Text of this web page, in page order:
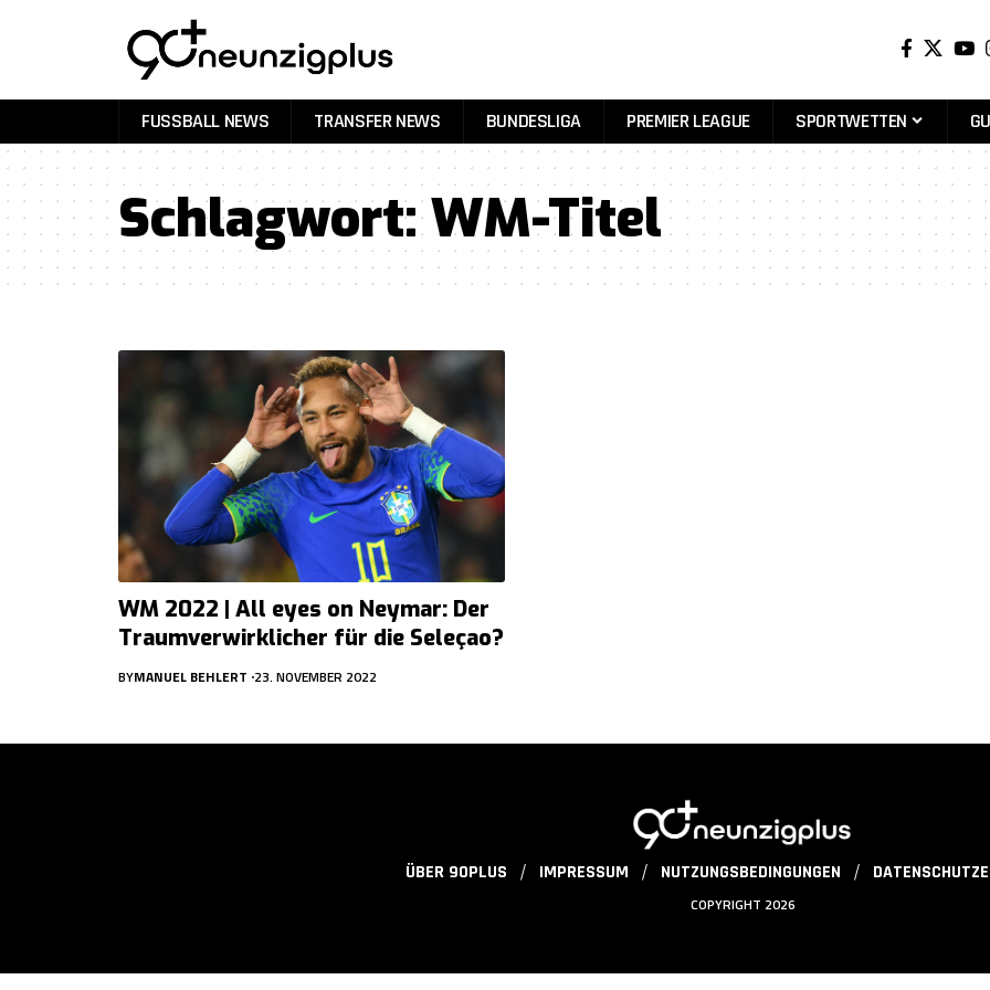
FUSSBALL NEWS TRANSFER NEWS BUNDESLIGA PREMIER LEAGUE SPORTWETTEN
Schlagwort:WM-Titel
WM 2022 | All eyes on Neymar: Der
Traumverwirklicher für die Seleçao?
BYMANUEL BEHLERT 23. NOVEMBER 2022
ÜBER 90PLUS IMPRESSUM NUTZUNGSBEDINGUNGEN
COPYRIGHT 2026